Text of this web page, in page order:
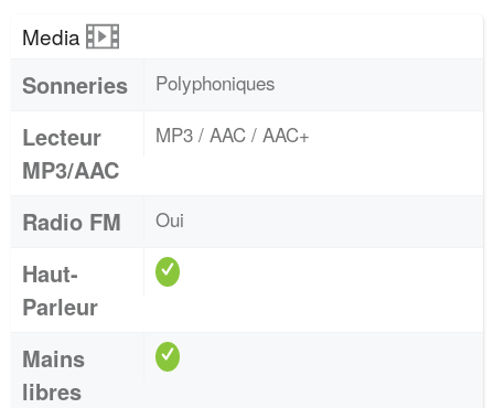
Media
Sonneries Polyphoniques
Lecteur
MP3/AAC
MP3 / AAC / AAC+
Radio FM Oui
Haut-
Parleur
Mains
libres